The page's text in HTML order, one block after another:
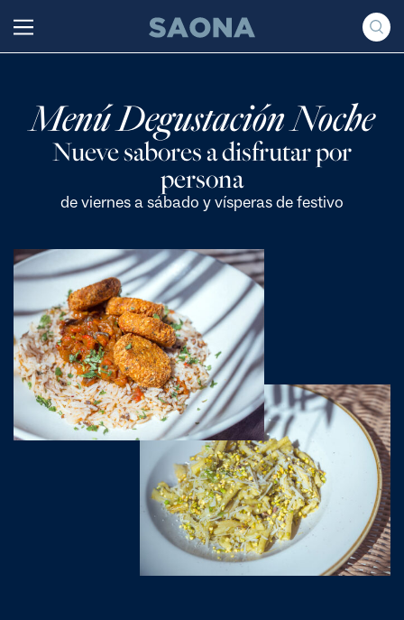
Grupo Saona
Menú Degustación Noche
Nueve sabores a disfrutar por
persona
de viernes a sábado y vísperas de festivo